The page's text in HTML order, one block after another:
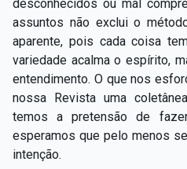
desconhecidos ou mal
assuntos não exclui o
aparente, pois cada coisa
variedade acalma o espírito,
entendimento. O que nos
nossa Revista uma
temos a pretensão de
esperamos que pelo menos
intenção.